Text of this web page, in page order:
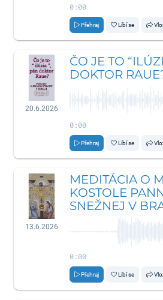
0:00
Přehraj Líbí se
20.6.2026
ČO JE TO
DOKTOR
0:00
Přehraj Líbí se
13.6.2026
MEDITÁCIA O
KOSTOLE
SNEŽNEJ V
0:00
Přehraj Líbí se